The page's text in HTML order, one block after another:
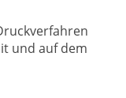
und auf dem